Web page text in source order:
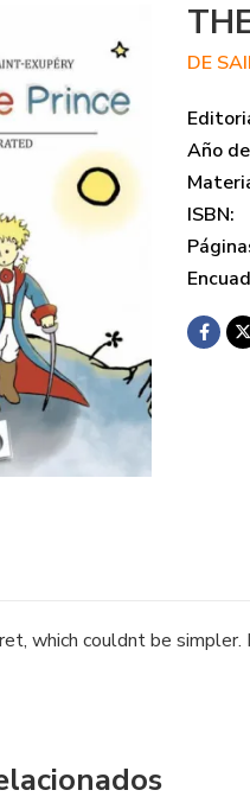
DE
Año
ISBN:
which couldnt be